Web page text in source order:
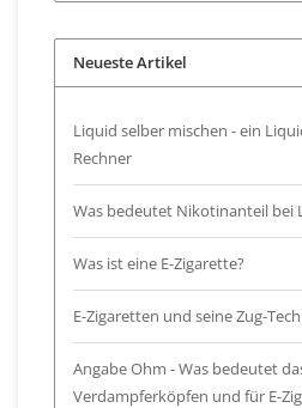
Neueste Artikel
Liquid selber mischen - ein
Rechner
Was bedeutet Nikotinanteil bei
Was ist eine E-Zigarette?
E-Zigaretten und seine Zug-
Angabe Ohm - Was bedeutet
Verdampferköpfen und für E-